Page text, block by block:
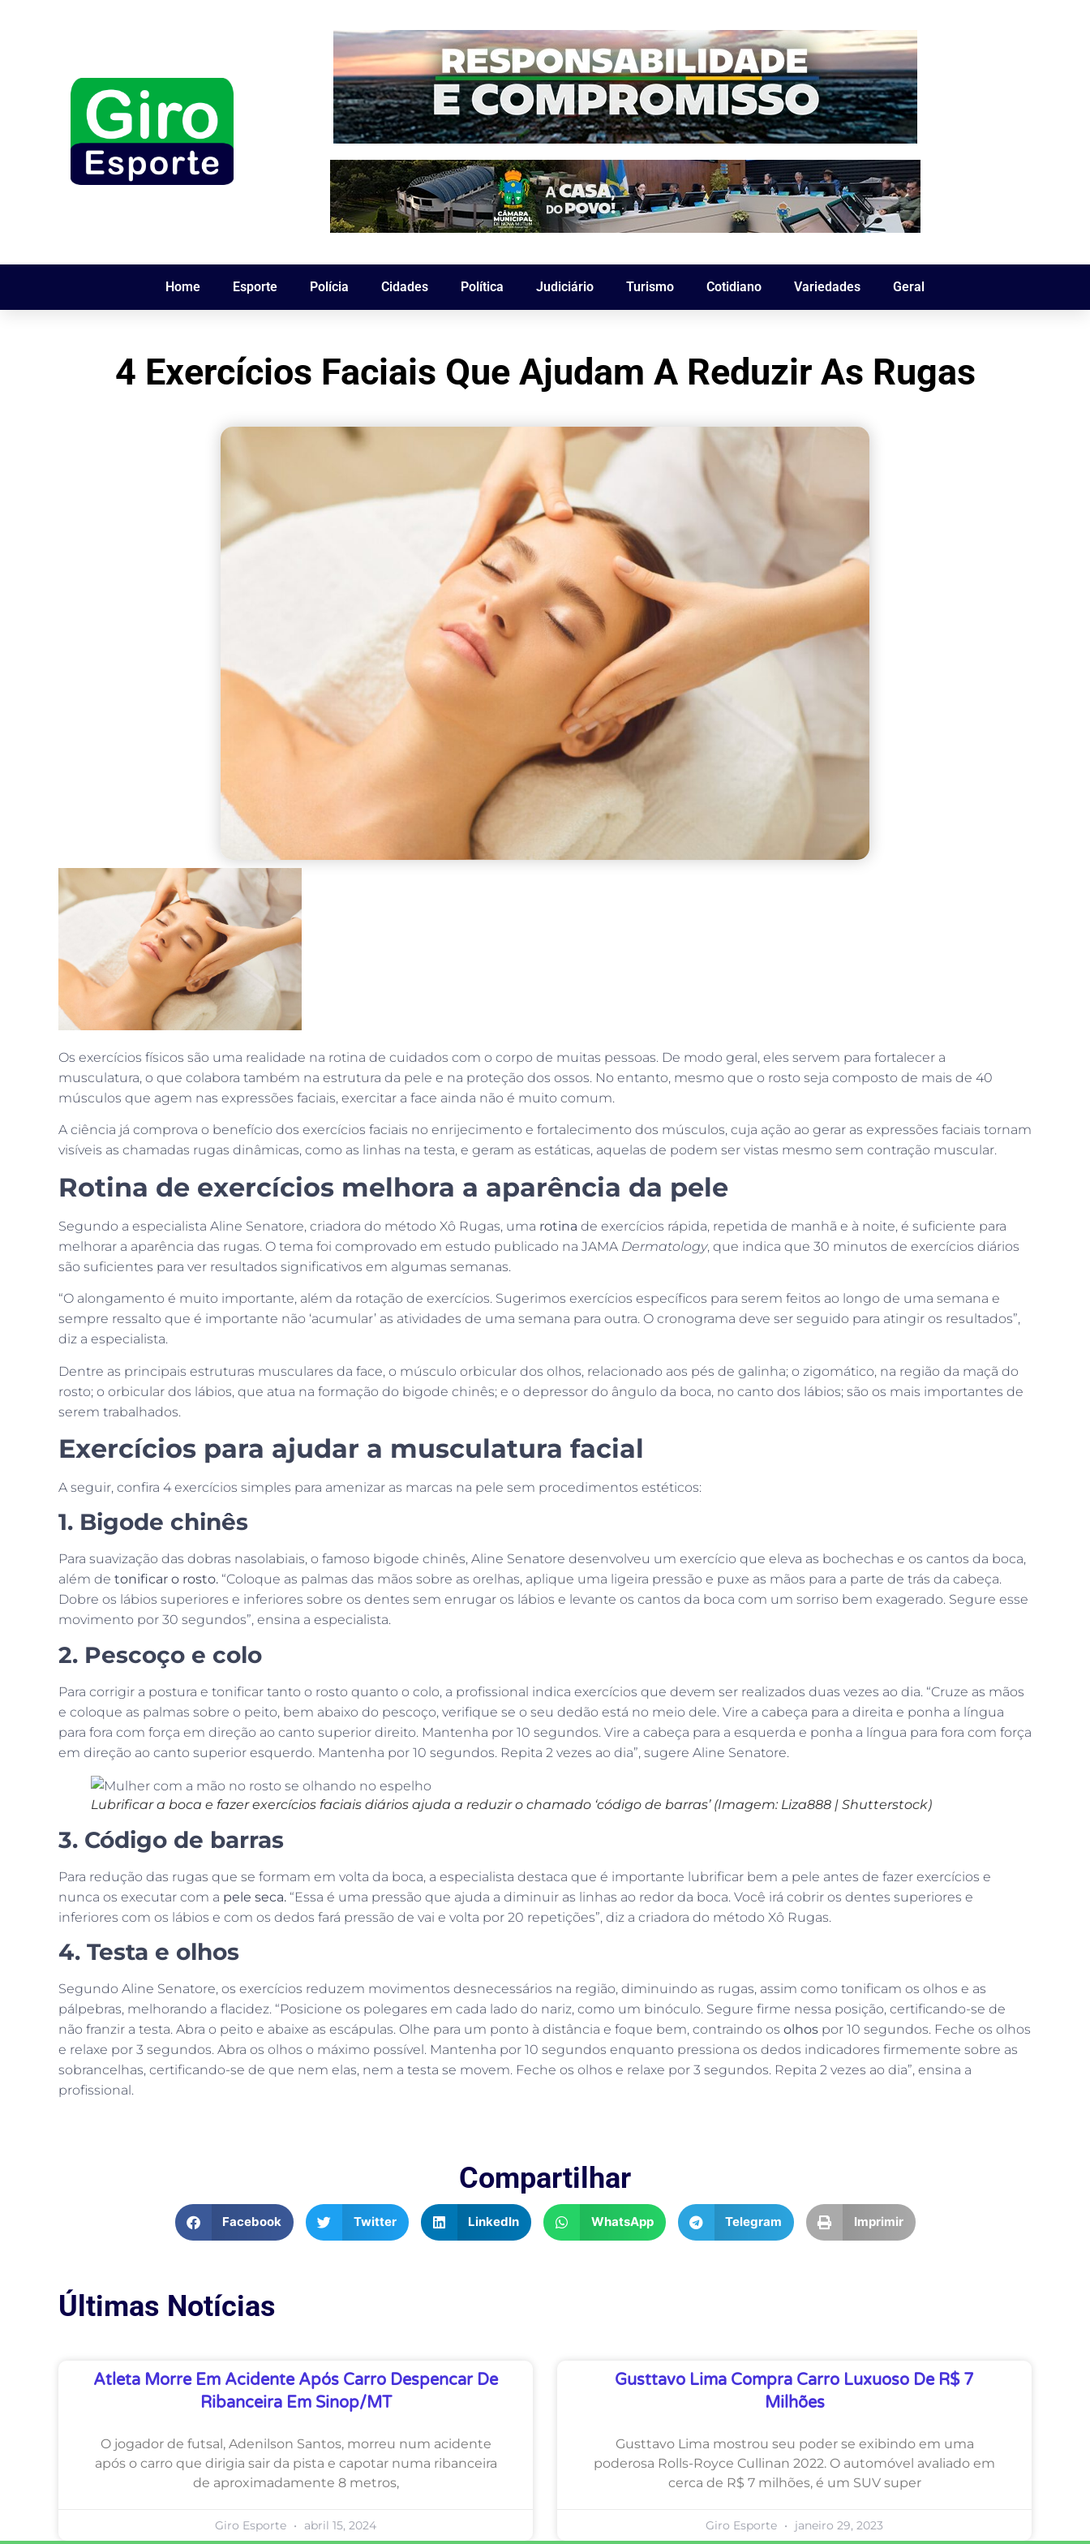
Home Esporte Polícia Cidades Política Judiciário Turismo Cotidiano Variedades Geral
4 Exercícios Faciais Que Ajudam A Reduzir As Rugas
Os exercícios físicos são uma realidade na rotina de cuidados com o corpo de muitas pessoas. De modo geral, eles servem para fortalecer a
musculatura, o que colabora também na estrutura da pele e na proteção dos ossos. No entanto, mesmo que o rosto seja composto de mais de 40
músculos que agem nas expressões faciais, exercitar a face ainda não é muito comum.
A ciência já comprova o benefício dos exercícios faciais no enrijecimento e fortalecimento dos músculos, cuja ação ao gerar as expressões faciais tornam
visíveis as chamadas rugas dinâmicas, como as linhas na testa, e geram as estáticas, aquelas de podem ser vistas mesmo sem contração muscular.
Rotina de exercícios melhora a aparência da pele
Segundo a especialista Aline Senatore, criadora do método Xô Rugas, uma rotina de exercícios rápida, repetida de manhã e à noite, é suficiente para
melhorar a aparência das rugas. O tema foi comprovado em estudo publicado na JAMA Dermatology, que indica que 30 minutos de exercícios diários
são suficientes para ver resultados significativos em algumas semanas.
“O alongamento é muito importante, além da rotação de exercícios. Sugerimos exercícios específicos para serem feitos ao longo de uma semana e
sempre ressalto que é importante não ‘acumular’ as atividades de uma semana para outra. O cronograma deve ser seguido para atingir os resultados”,
diz a especialista.
Dentre as principais estruturas musculares da face, o músculo orbicular dos olhos, relacionado aos pés de galinha; o zigomático, na região da maçã do
rosto; o orbicular dos lábios, que atua na formação do bigode chinês; e o depressor do ângulo da boca, no canto dos lábios; são os mais importantes de
serem trabalhados.
Exercícios para ajudar a musculatura facial
A seguir, confira 4 exercícios simples para amenizar as marcas na pele sem procedimentos estéticos:
1. Bigode chinês
Para suavização das dobras nasolabiais, o famoso bigode chinês, Aline Senatore desenvolveu um exercício que eleva as bochechas e os cantos da boca,
além de tonificar o rosto. “Coloque as palmas das mãos sobre as orelhas, aplique uma ligeira pressão e puxe as mãos para a parte de trás da cabeça.
Dobre os lábios superiores e inferiores sobre os dentes sem enrugar os lábios e levante os cantos da boca com um sorriso bem exagerado. Segure esse
movimento por 30 segundos”, ensina a especialista.
2. Pescoço e colo
Para corrigir a postura e tonificar tanto o rosto quanto o colo, a profissional indica exercícios que devem ser realizados duas vezes ao dia. “Cruze as mãos
e coloque as palmas sobre o peito, bem abaixo do pescoço, verifique se o seu dedão está no meio dele. Vire a cabeça para a direita e ponha a língua
para fora com força em direção ao canto superior direito. Mantenha por 10 segundos. Vire a cabeça para a esquerda e ponha a língua para fora com força
em direção ao canto superior esquerdo. Mantenha por 10 segundos. Repita 2 vezes ao dia”, sugere Aline Senatore.
Lubrificar a boca e fazer exercícios faciais diários ajuda a reduzir o chamado ‘código de barras’ (Imagem: Liza888 | Shutterstock)
3. Código de barras
Para redução das rugas que se formam em volta da boca, a especialista destaca que é importante lubrificar bem a pele antes de fazer exercícios e
nunca os executar com a pele seca. “Essa é uma pressão que ajuda a diminuir as linhas ao redor da boca. Você irá cobrir os dentes superiores e
inferiores com os lábios e com os dedos fará pressão de vai e volta por 20 repetições”, diz a criadora do método Xô Rugas.
4. Testa e olhos
Segundo Aline Senatore, os exercícios reduzem movimentos desnecessários na região, diminuindo as rugas, assim como tonificam os olhos e as
pálpebras, melhorando a flacidez. “Posicione os polegares em cada lado do nariz, como um binóculo. Segure firme nessa posição, certificando-se de
não franzir a testa. Abra o peito e abaixe as escápulas. Olhe para um ponto à distância e foque bem, contraindo os olhos por 10 segundos. Feche os olhos
e relaxe por 3 segundos. Abra os olhos o máximo possível. Mantenha por 10 segundos enquanto pressiona os dedos indicadores firmemente sobre as
sobrancelhas, certificando-se de que nem elas, nem a testa se movem. Feche os olhos e relaxe por 3 segundos. Repita 2 vezes ao dia”, ensina a
profissional.
Compartilhar
Facebook Twitter LinkedIn WhatsApp Telegram Imprimir
Últimas Notícias
Atleta Morre Em Acidente Após Carro Despencar De
Ribanceira Em Sinop/MT
O jogador de futsal, Adenilson Santos, morreu num acidente
após o carro que dirigia sair da pista e capotar numa ribanceira
de aproximadamente 8 metros,
Giro Esporte abril 15, 2024
Gusttavo Lima Compra Carro Luxuoso De R$ 7
Milhões
Gusttavo Lima mostrou seu poder se exibindo em uma
poderosa Rolls-Royce Cullinan 2022. O automóvel avaliado em
cerca de R$ 7 milhões, é um SUV super
Giro Esporte janeiro 29, 2023